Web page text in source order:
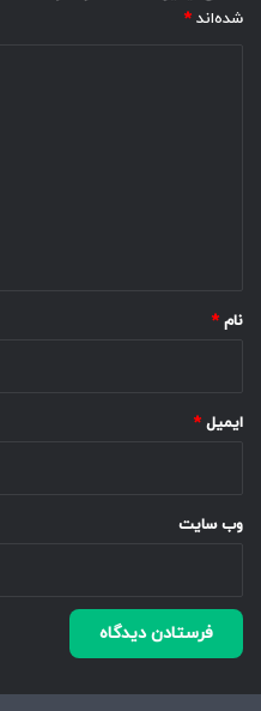
شده‌اند *
نام *
ایمیل *
وب‌ سایت